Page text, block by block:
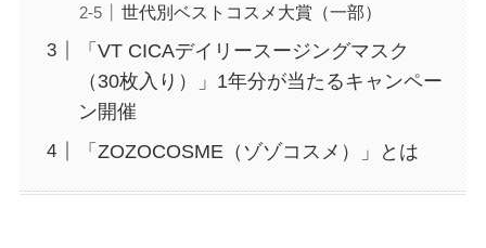
世代別ベストコスメ大賞（一部）
「VT CICAデイリースージングマスク
（30枚入り）」1年分が当たるキャンペー
ン開催
「ZOZOCOSME（ゾゾコスメ）」とは